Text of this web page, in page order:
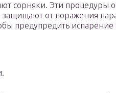
сорняки. Эти процедуры
от поражения
предупредить испарение